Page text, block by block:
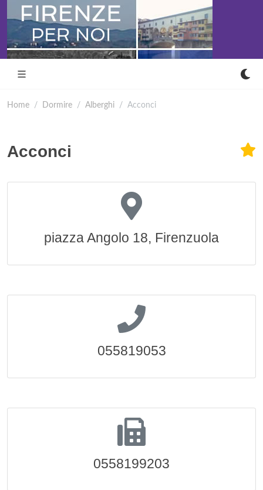
Home Dormire Alberghi Acconci
Acconci
piazza Angolo 18, Firenzuola
055819053
0558199203